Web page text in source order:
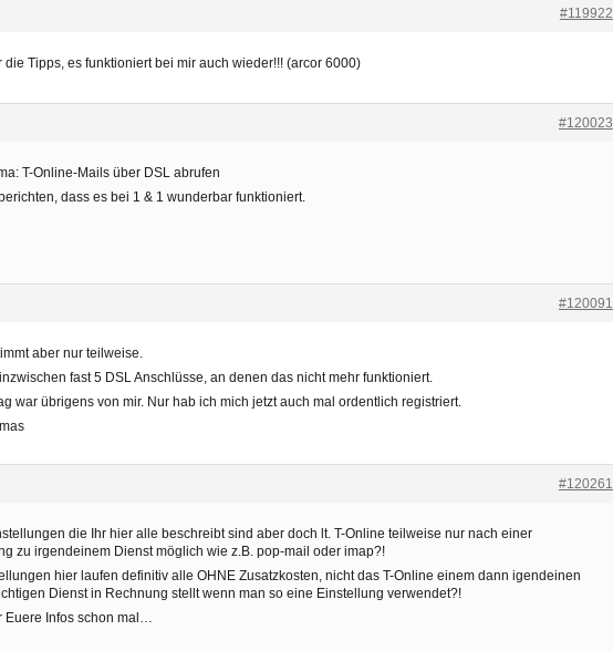
#119922
die Tipps, es funktioniert bei mir auch wieder!!! (arcor 6000)
#120023
T-Online-Mails über DSL abrufen
dass es bei 1 & 1 wunderbar funktioniert.
#120091
aber nur teilweise.
fast 5 DSL Anschlüsse, an denen das nicht mehr funktioniert.
war übrigens von mir. Nur hab ich mich jetzt auch mal ordentlich registriert.
#120261
die Ihr hier alle beschreibt sind aber doch lt. T-Online teilweise nur nach einer
zu irgendeinem Dienst möglich wie z.B. pop-mail oder imap?!
hier laufen definitiv alle OHNE Zusatzkosten, nicht das T-Online einem dann igendeinen
Dienst in Rechnung stellt wenn man so eine Einstellung verwendet?!
Euere Infos schon mal…